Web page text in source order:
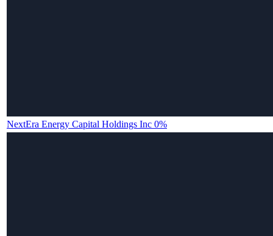
NextEra Energy Capital Holdings Inc 0%